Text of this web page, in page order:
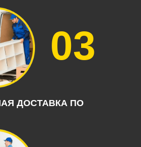
ДОСТАВКА ПО
03